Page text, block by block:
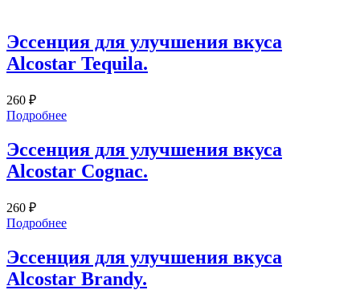
Эссенция для улучшения вкуса
Alcostar Tequila.
260 ₽
Подробнее
Эссенция для улучшения вкуса
Alcostar Cognac.
260 ₽
Подробнее
Эссенция для улучшения вкуса
Alcostar Brandy.